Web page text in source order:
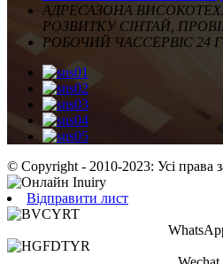
АДРЕСАЗОНА
РОЗВИТКУ СІНТАЙ,
РОБОЧИЙ ЧАССЕРВІС 24
© Copyright - 2010-2023: Усі права
Відправити лист